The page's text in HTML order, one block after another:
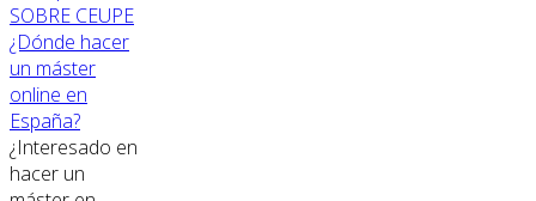
SOBRE CEUPE
¿Dónde hacer
un máster
online en
España?
¿Interesado en
hacer un